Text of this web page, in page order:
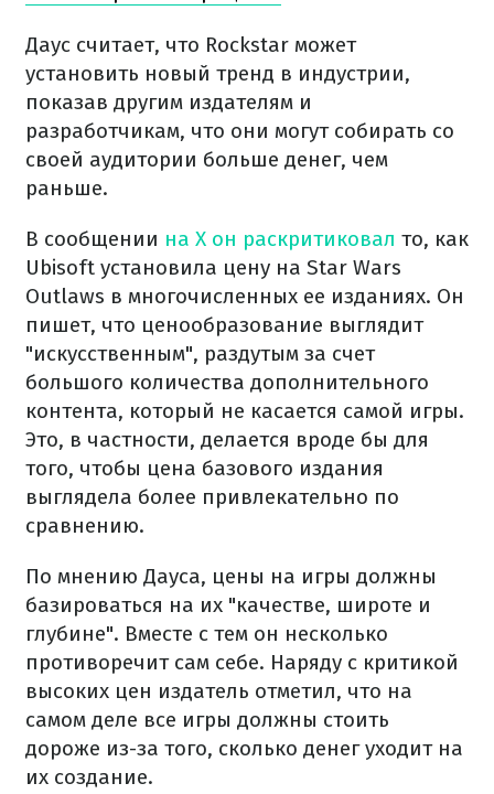
Даус считает, что Rockstar может
установить новый тренд в индустрии,
показав другим издателям и
разработчикам, что они могут собирать со
своей аудитории больше денег, чем
раньше.
В сообщении на X он раскритиковал то, как
Ubisoft установила цену на Star Wars
Outlaws в многочисленных ее изданиях. Он
пишет, что ценообразование выглядит
"искусственным", раздутым за счет
большого количества дополнительного
контента, который не касается самой игры.
Это, в частности, делается вроде бы для
того, чтобы цена базового издания
выглядела более привлекательно по
сравнению.
По мнению Дауса, цены на игры должны
базироваться на их "качестве, широте и
глубине". Вместе с тем он несколько
противоречит сам себе. Наряду с критикой
высоких цен издатель отметил, что на
самом деле все игры должны стоить
дороже из-за того, сколько денег уходит на
их создание.